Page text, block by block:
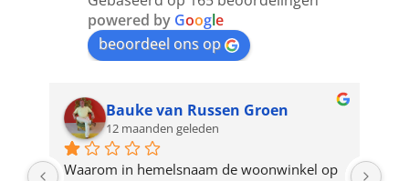
product
powered by Google
beoordeel ons op
Bauke van Russen Groen
12 maanden geleden
Waarom in hemelsnaam de woonwinkel op